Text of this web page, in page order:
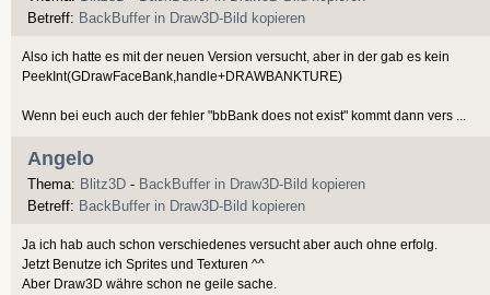
Betreff: BackBuffer in Draw3D-Bild kopieren
Also ich hatte es mit der neuen Version versucht, aber in der gab es kein
PeekInt(GDrawFaceBank,handle+DRAWBANKTURE)
Wenn bei euch auch der fehler "bbBank does not exist" kommt dann vers ...
Angelo
Thema: Blitz3D - BackBuffer in Draw3D-Bild kopieren
Betreff: BackBuffer in Draw3D-Bild kopieren
Ja ich hab auch schon verschiedenes versucht aber auch ohne erfolg.
Jetzt Benutze ich Sprites und Texturen ^^
Aber Draw3D währe schon ne geile sache.